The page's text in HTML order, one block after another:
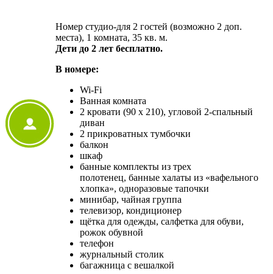
Номер студио-для 2 гостей (возможно 2 доп.
места), 1 комната, 35 кв. м.
Дети до 2 лет бесплатно.
В номере:
Wi-Fi
Ванная комната
2 кровати (90 x 210), угловой 2-спальный
диван
2 прикроватных тумбочки
балкон
шкаф
банные комплекты из трех
полотенец, банные халаты из «вафельного
хлопка», одноразовые тапочки
минибар, чайная группа
телевизор, кондиционер
щётка для одежды, салфетка для обуви,
рожок обувной
телефон
журнальный столик
багажница с вешалкой